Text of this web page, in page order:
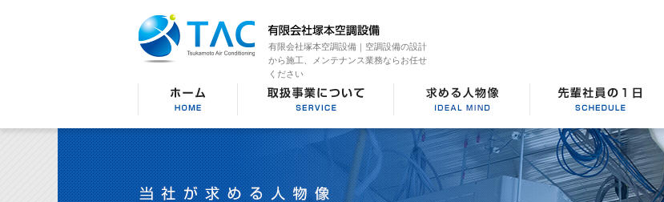
有限会社塚本空調設備｜空調設備の設計
から施工、メンテナンス業務ならお任せ
ください